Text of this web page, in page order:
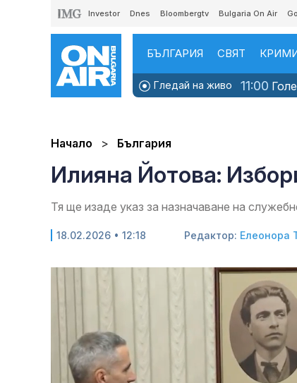
Investor Dnes Bloombergtv Bulgaria On Air
БЪЛГАРИЯ СВЯТ
Гледай на живо 11:00
Начало България
Илияна Йотова:
Тя ще изаде указ за назначаване на
18.02.2026 • 12:18 Редактор: Елеонора